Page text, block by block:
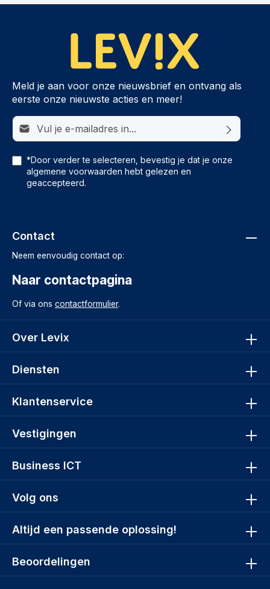
Meld je aan voor onze nieuwsbrief en ontvang als
eerste onze nieuwste acties en meer!
E-mailadres*
*Door verder te selecteren, bevestig je dat je onze
algemene voorwaarden hebt gelezen en
geaccepteerd.
Volg ons
Altijd een passende oplossing!
Contact
Neem eenvoudig contact op:
Naar contactpagina
Of via ons contactformulier.
Over Levix
Diensten
Klantenservice
Vestigingen
Business ICT
Beoordelingen